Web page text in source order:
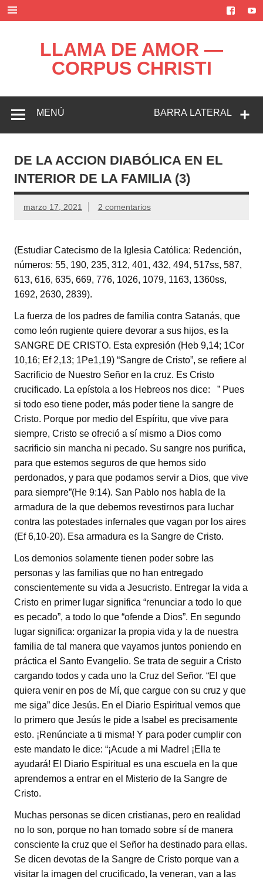
contenido
LLAMA DE AMOR —
CORPUS CHRISTI
BARRA LATERAL
MENÚ
DE LA ACCION DIABÓLICA EN EL
INTERIOR DE LA FAMILIA (3)
marzo 17, 2021 2 comentarios
(Estudiar Catecismo de la Iglesia Católica: Redención,
números: 55, 190, 235, 312, 401, 432, 494, 517ss, 587,
613, 616, 635, 669, 776, 1026, 1079, 1163, 1360ss,
1692, 2630, 2839).
La fuerza de los padres de familia contra Satanás, que
como león rugiente quiere devorar a sus hijos, es la
SANGRE DE CRISTO. Esta expresión (Heb 9,14; 1Cor
10,16; Ef 2,13; 1Pe1,19) “Sangre de Cristo”, se refiere al
Sacrificio de Nuestro Señor en la cruz. Es Cristo
crucificado. La epístola a los Hebreos nos dice: ” Pues
si todo eso tiene poder, más poder tiene la sangre de
Cristo. Porque por medio del Espíritu, que vive para
siempre, Cristo se ofreció a sí mismo a Dios como
sacrificio sin mancha ni pecado. Su sangre nos purifica,
para que estemos seguros de que hemos sido
perdonados, y para que podamos servir a Dios, que vive
para siempre”(He 9:14). San Pablo nos habla de la
armadura de la que debemos revestirnos para luchar
contra las potestades infernales que vagan por los aires
(Ef 6,10-20). Esa armadura es la Sangre de Cristo.
Los demonios solamente tienen poder sobre las
personas y las familias que no han entregado
conscientemente su vida a Jesucristo. Entregar la vida a
Cristo en primer lugar significa “renunciar a todo lo que
es pecado”, a todo lo que “ofende a Dios”. En segundo
lugar significa: organizar la propia vida y la de nuestra
familia de tal manera que vayamos juntos poniendo en
práctica el Santo Evangelio. Se trata de seguir a Cristo
cargando todos y cada uno la Cruz del Señor. “El que
quiera venir en pos de Mí, que cargue con su cruz y que
me siga” dice Jesús. En el Diario Espiritual vemos que
lo primero que Jesús le pide a Isabel es precisamente
esto. ¡Renúnciate a ti misma! Y para poder cumplir con
este mandato le dice: “¡Acude a mi Madre! ¡Ella te
ayudará! El Diario Espiritual es una escuela en la que
aprendemos a entrar en el Misterio de la Sangre de
Cristo.
Muchas personas se dicen cristianas, pero en realidad
no lo son, porque no han tomado sobre sí de manera
consciente la cruz que el Señor ha destinado para ellas.
Se dicen devotas de la Sangre de Cristo porque van a
visitar la imagen del crucificado, la veneran, van a las